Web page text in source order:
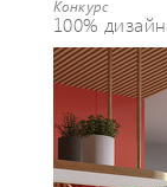
Конкурс
100%